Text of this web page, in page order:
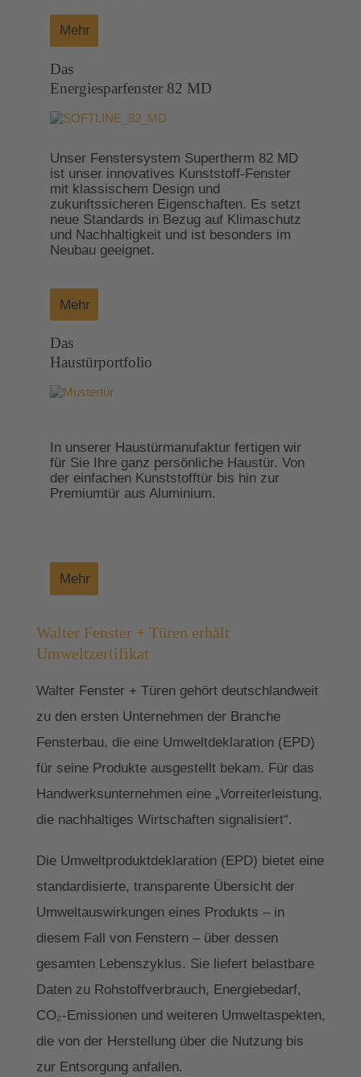
Mehr
Das
Energiesparfenster 82 MD
Unser Fenstersystem Supertherm 82 MD
ist unser innovatives Kunststoff-Fenster
mit klassischem Design und
zukunftssicheren Eigenschaften. Es setzt
neue Standards in Bezug auf Klimaschutz
und Nachhaltigkeit und ist besonders im
Neubau geeignet.
Mehr
Das
Haustürportfolio
In unserer Haustürmanufaktur fertigen wir
für Sie Ihre ganz persönliche Haustür. Von
der einfachen Kunststofftür bis hin zur
Premiumtür aus Aluminium.
Mehr
Walter Fenster + Türen erhält
Umweltzertifikat
Walter Fenster + Türen gehört deutschlandweit
zu den ersten Unternehmen der Branche
Fensterbau, die eine Umweltdeklaration (EPD)
für seine Produkte ausgestellt bekam. Für das
Handwerksunternehmen eine „Vorreiterleistung,
die nachhaltiges Wirtschaften signalisiert“.
Die Umweltproduktdeklaration (EPD) bietet eine
standardisierte, transparente Übersicht der
Umweltauswirkungen eines Produkts – in
diesem Fall von Fenstern – über dessen
gesamten Lebenszyklus. Sie liefert belastbare
Daten zu Rohstoffverbrauch, Energiebedarf,
CO₂-Emissionen und weiteren Umweltaspekten,
die von der Herstellung über die Nutzung bis
zur Entsorgung anfallen.